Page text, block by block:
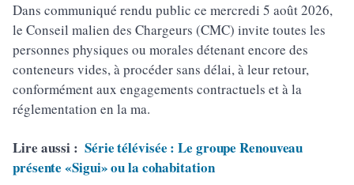
Dans communiqué rendu public ce mercredi 5 août 2026,
le Conseil malien des Chargeurs (CMC) invite toutes les
personnes physiques ou morales détenant encore des
conteneurs vides, à procéder sans délai, à leur retour,
conformément aux engagements contractuels et à la
réglementation en la ma.
Lire aussi : Série télévisée : Le groupe Renouveau
présente «Sigui» ou la cohabitation